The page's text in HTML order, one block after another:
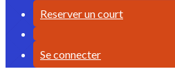
Reserver un court
Se connecter